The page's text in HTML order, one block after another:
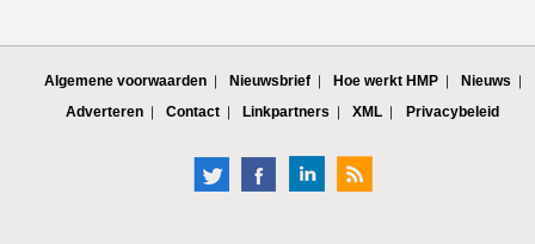
Algemene voorwaarden Nieuwsbrief Hoe werkt HMP
Nieuws
Adverteren
Contact Linkpartners XML Privacybeleid